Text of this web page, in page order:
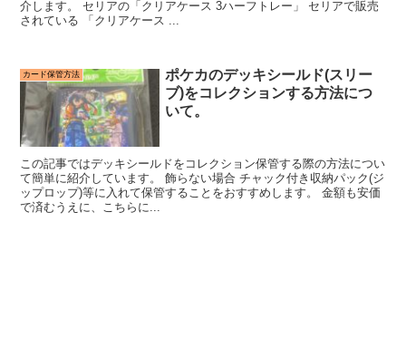
介します。 セリアの「クリアケース 3ハーフトレー」 セリアで販売
されている 「クリアケース ...
カード保管方法
ポケカのデッキシールド(スリー
ブ)をコレクションする方法につ
いて。
この記事ではデッキシールドをコレクション保管する際の方法につい
て簡単に紹介しています。 飾らない場合 チャック付き収納パック(ジ
ップロップ)等に入れて保管することをおすすめします。 金額も安価
で済むうえに、こちらに...